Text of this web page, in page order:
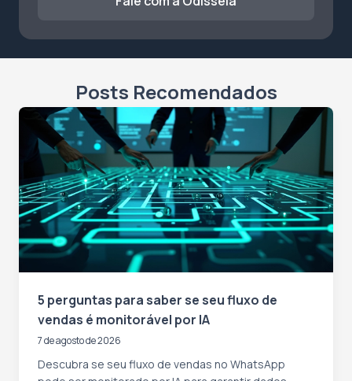
Posts Recomendados
5 perguntas para saber se seu fluxo de
vendas é monitorável por IA
7 de agosto de 2026
Descubra se seu fluxo de vendas no WhatsApp